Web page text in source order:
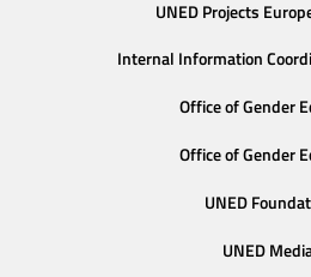
UNED Projects
Internal Information
Office of Gender
Office of Gender
UNED
UNED